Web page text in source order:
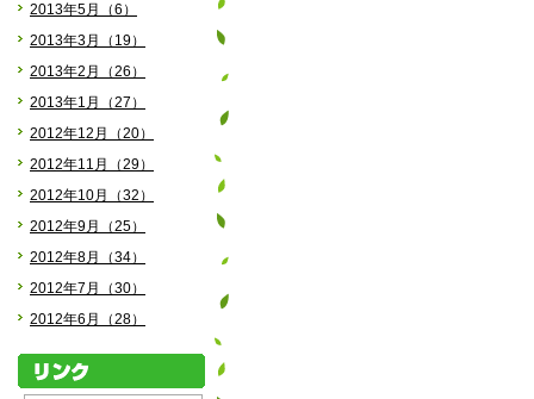
2013年5月（6）
2013年3月（19）
2013年2月（26）
2013年1月（27）
2012年12月（20）
2012年11月（29）
2012年10月（32）
2012年9月（25）
2012年8月（34）
2012年7月（30）
2012年6月（28）